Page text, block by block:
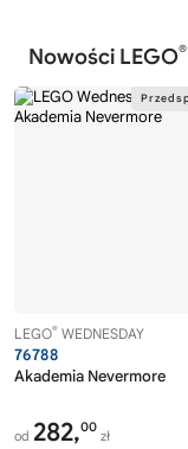
Nowości LEGO®
LEGO® WEDNESDAY
76788
Akademia Nevermore
od 282,00
zł